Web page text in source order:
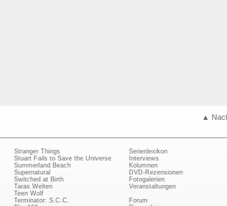
▲
Stranger Things
Stuart Fails to Save the Universe
Summerland Beach
Supernatural
Switched at Birth
Taras Welten
Teen Wolf
Terminator: S.C.C.
Serienlexikon
Interviews
Kolumnen
DVD-Rezensionen
Fotogalerien
Veranstaltungen
Forum